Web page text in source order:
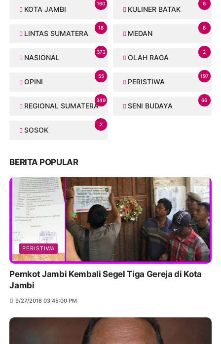
KOTA JAMBI
160
KULINER BATAK
6
LINTAS SUMATERA
18
MEDAN
8
NASIONAL
372
OLAH RAGA
2
OPINI
55
PERISTIWA
197
REGIONAL SUMATERA
349
SENI BUDAYA
66
SOSOK
2
BERITA POPULAR
PERISTIWA
Pemkot Jambi Kembali Segel Tiga Gereja di Kota
Jambi
9/27/2018 03:45:00 PM